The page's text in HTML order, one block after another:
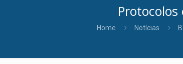
Protocolos
Home Notícias